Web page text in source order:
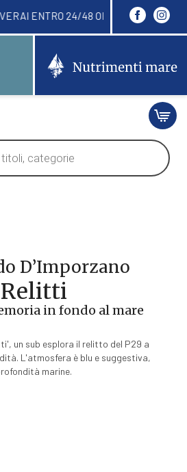
LI RICEVERAI ENTRO 24/
D’Imporzano
Relitti
in fondo al mare